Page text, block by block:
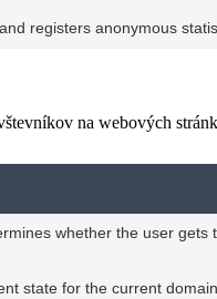
registers anonymous
na webových
whether the user gets
state for the current